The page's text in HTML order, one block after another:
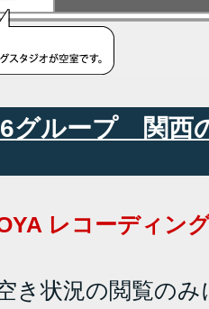
グループ 関西
レコーディン
き状況の閲覧の